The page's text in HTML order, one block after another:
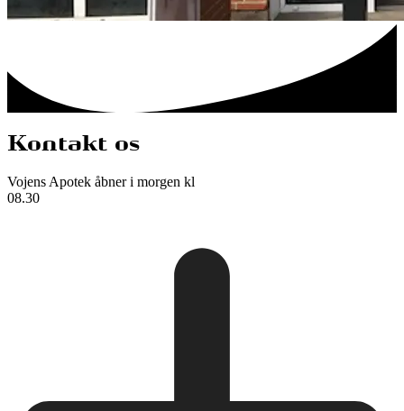
Kontakt os
Vojens Apotek åbner i morgen kl
08.30